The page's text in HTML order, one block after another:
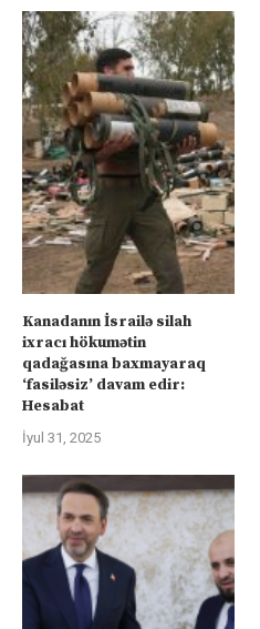
Kanadanın İsrailə silah
ixracı hökumətin
qadağasına baxmayaraq
‘fasiləsiz’ davam edir:
Hesabat
İyul 31, 2025